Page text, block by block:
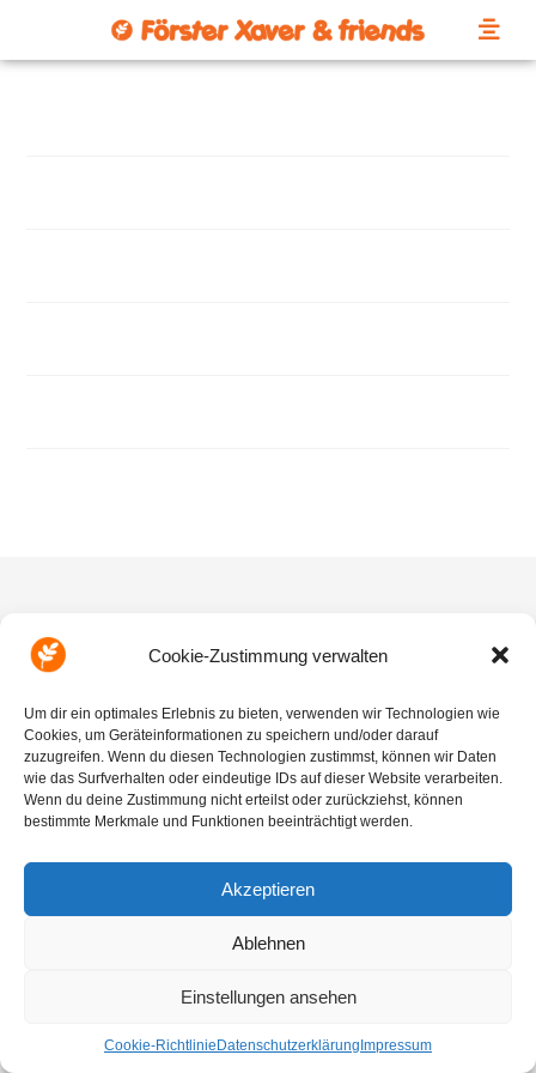
Cookie-Zustimmung verwalten
Um dir ein optimales Erlebnis zu bieten, verwenden wir Technologien wie
Cookies, um Geräteinformationen zu speichern und/oder darauf
zuzugreifen. Wenn du diesen Technologien zustimmst, können wir Daten
wie das Surfverhalten oder eindeutige IDs auf dieser Website verarbeiten.
Wenn du deine Zustimmung nicht erteilst oder zurückziehst, können
bestimmte Merkmale und Funktionen beeinträchtigt werden.
Akzeptieren
Ablehnen
Einstellungen ansehen
Cookie-Richtlinie Datenschutzerklärung Impressum
Auf ins Abenteuer mit Xaver, Jenny und Yogi!
Impressum|Datenschutzerklärung|Cookies|Kontakt